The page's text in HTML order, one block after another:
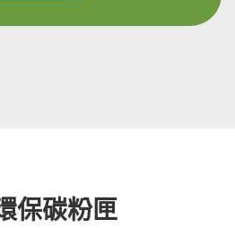
保碳粉匣